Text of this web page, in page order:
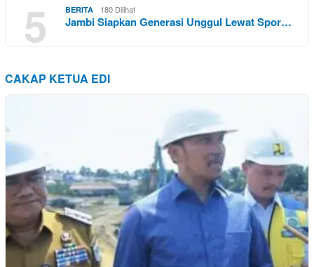
5
BERITA 180 Dilihat
Jambi Siapkan Generasi Unggul Lewat Spor…
CAKAP KETUA EDI